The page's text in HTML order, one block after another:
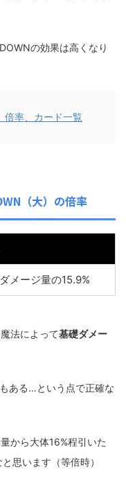
の効果は高くなり
倍率、カード一覧
（大）の倍率
メージ量の15.9%
法によって基礎ダメー
ある…という点で正確な
から大体16%程引いた
思います（等倍時）